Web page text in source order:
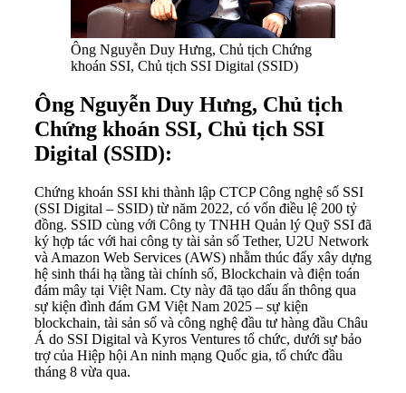
Ông Nguyễn Duy Hưng, Chủ tịch Chứng
khoán SSI, Chủ tịch SSI Digital (SSID)
Ông Nguyễn Duy Hưng, Chủ tịch
Chứng khoán SSI, Chủ tịch SSI
Digital (SSID):
Chứng khoán SSI khi thành lập CTCP Công nghệ số SSI
(SSI Digital – SSID) từ năm 2022, có vốn điều lệ 200 tỷ
đồng. SSID cùng với Công ty TNHH Quản lý Quỹ SSI đã
ký hợp tác với hai công ty tài sản số Tether, U2U Network
và Amazon Web Services (AWS) nhằm thúc đẩy xây dựng
hệ sinh thái hạ tầng tài chính số, Blockchain và điện toán
đám mây tại Việt Nam. Cty này đã tạo dấu ấn thông qua
sự kiện đình đám GM Việt Nam 2025 – sự kiện
blockchain, tài sản số và công nghệ đầu tư hàng đầu Châu
Á do SSI Digital và Kyros Ventures tổ chức, dưới sự bảo
trợ của Hiệp hội An ninh mạng Quốc gia, tổ chức đầu
tháng 8 vừa qua.